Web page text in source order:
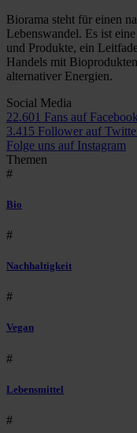
Biorama steht für einen
Lebenswandel. Es ist
und Produkte, ein
Handels mit
alternativer Energien.
Social Media
22.601 Fans auf Facebook
3.415 Follower auf
Folge uns auf Instagram
Themen
#
Bio
#
Nachhaltigkeit
#
Vegan
#
Lebensmittel
#